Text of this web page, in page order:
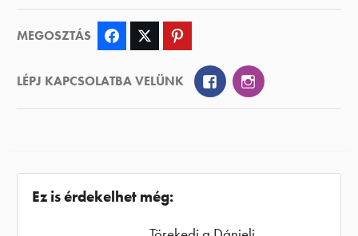
MEGOSZTÁS Facebook Twitter
LÉPJ KAPCSOLATBA VELÜNK FacebookInstagram
Ez is érdekelhet még: